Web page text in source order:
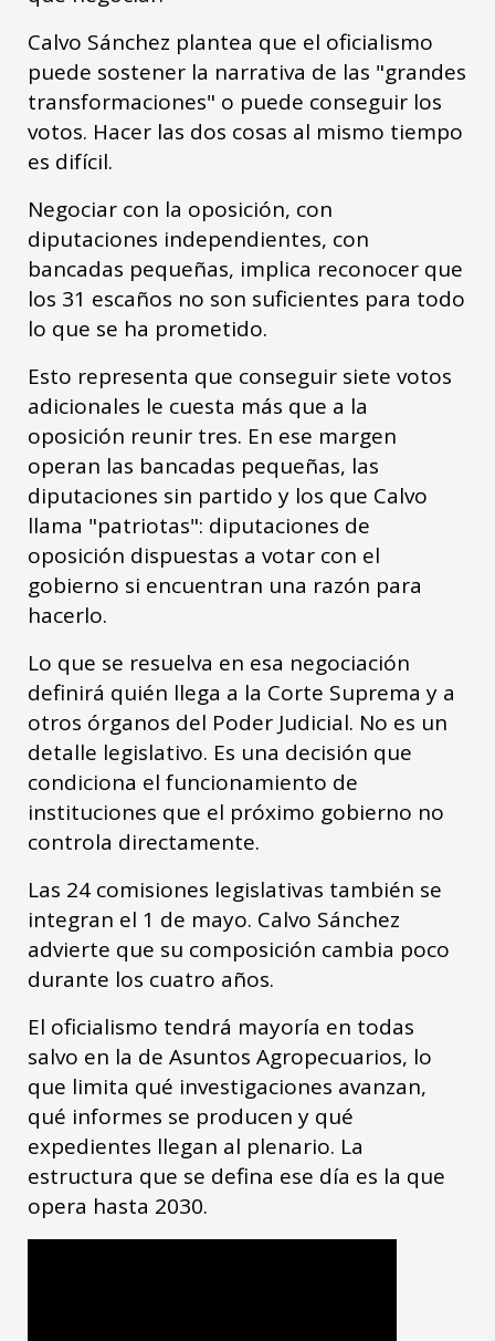
Calvo Sánchez plantea que el oficialismo
puede sostener la narrativa de las "grandes
transformaciones" o puede conseguir los
votos. Hacer las dos cosas al mismo tiempo
es difícil.
Negociar con la oposición, con
diputaciones independientes, con
bancadas pequeñas, implica reconocer que
los 31 escaños no son suficientes para todo
lo que se ha prometido.
Esto representa que conseguir siete votos
adicionales le cuesta más que a la
oposición reunir tres. En ese margen
operan las bancadas pequeñas, las
diputaciones sin partido y los que Calvo
llama "patriotas": diputaciones de
oposición dispuestas a votar con el
gobierno si encuentran una razón para
hacerlo.
Lo que se resuelva en esa negociación
definirá quién llega a la Corte Suprema y a
otros órganos del Poder Judicial. No es un
detalle legislativo. Es una decisión que
condiciona el funcionamiento de
instituciones que el próximo gobierno no
controla directamente.
Las 24 comisiones legislativas también se
integran el 1 de mayo. Calvo Sánchez
advierte que su composición cambia poco
durante los cuatro años.
El oficialismo tendrá mayoría en todas
salvo en la de Asuntos Agropecuarios, lo
que limita qué investigaciones avanzan,
qué informes se producen y qué
expedientes llegan al plenario. La
estructura que se defina ese día es la que
opera hasta 2030.